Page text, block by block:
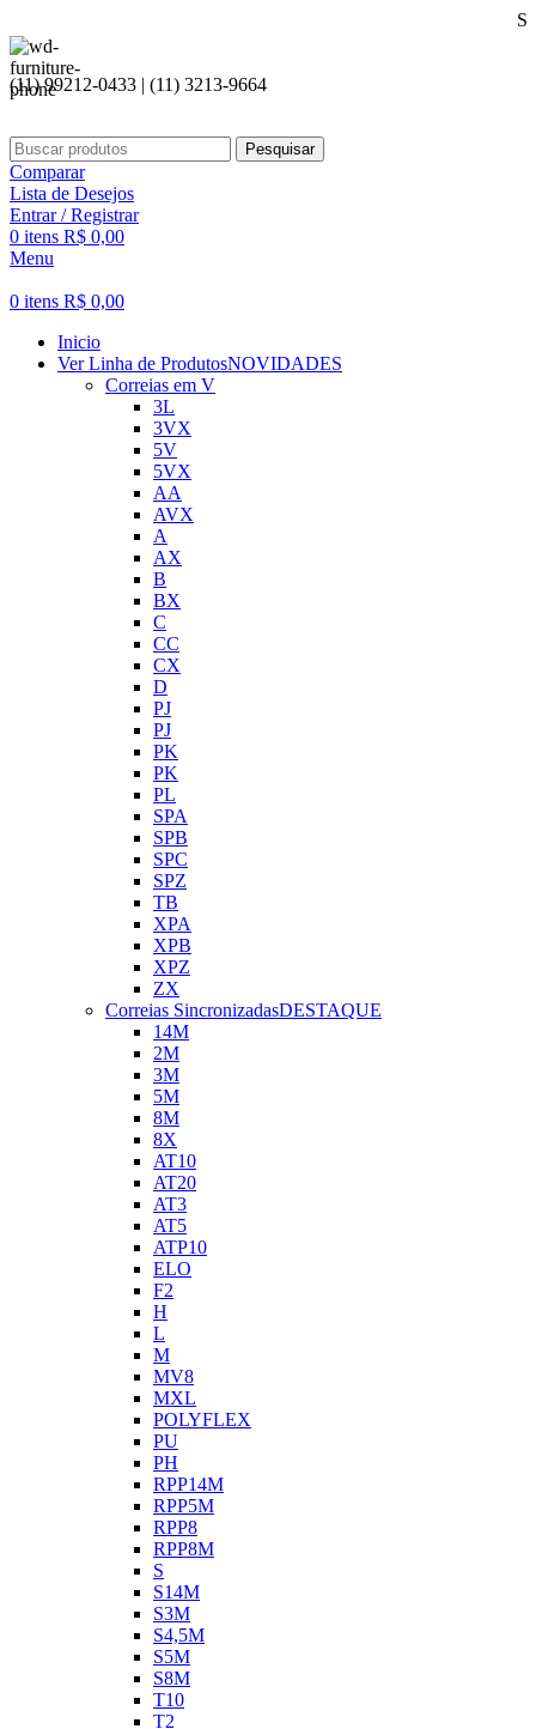
Seja
(11) 99212-0433 | (11) 3213-9664
Pesquisar
Comparar
Lista de Desejos
Entrar / Registrar
0 itens R$ 0,00
Menu
0 itens R$ 0,00
Inicio
Ver Linha de ProdutosNOVIDADES
Correias em V
3L
3VX
5V
5VX
AA
AVX
A
AX
B
BX
C
CC
CX
D
PJ
PJ
PK
PK
PL
SPA
SPB
SPC
SPZ
TB
XPA
XPB
XPZ
ZX
Correias SincronizadasDESTAQUE
14M
2M
3M
5M
8M
8X
AT10
AT20
AT3
AT5
ATP10
ELO
F2
H
L
M
MV8
MXL
POLYFLEX
PU
PH
RPP14M
RPP5M
RPP8
RPP8M
S
S14M
S3M
S4,5M
S5M
S8M
T10
T2